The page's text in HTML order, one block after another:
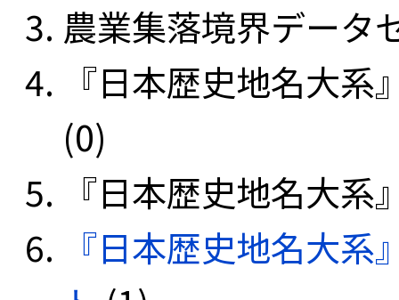
農業集落境界データ
『日本歴史地名大
(0)
『日本歴史地名大
『日本歴史地名大